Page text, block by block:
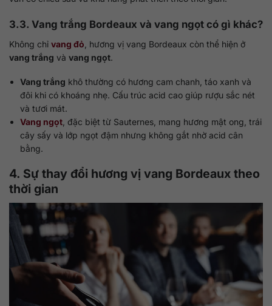
3.3. Vang trắng Bordeaux và vang ngọt có gì khác?
Không chỉ vang đỏ , hương vị vang Bordeaux còn thể hiện ở
vang trắng và vang ngọt.
Vang trắng khô thường có hương cam chanh, táo xanh và
đôi khi có khoáng nhẹ. Cấu trúc acid cao giúp rượu sắc nét
và tươi mát.
Vang ngọt , đặc biệt từ Sauternes, mang hương mật ong, trái
cây sấy và lớp ngọt đậm nhưng không gắt nhờ acid cân
bằng.
4. Sự thay đổi hương vị vang Bordeaux theo
thời gian